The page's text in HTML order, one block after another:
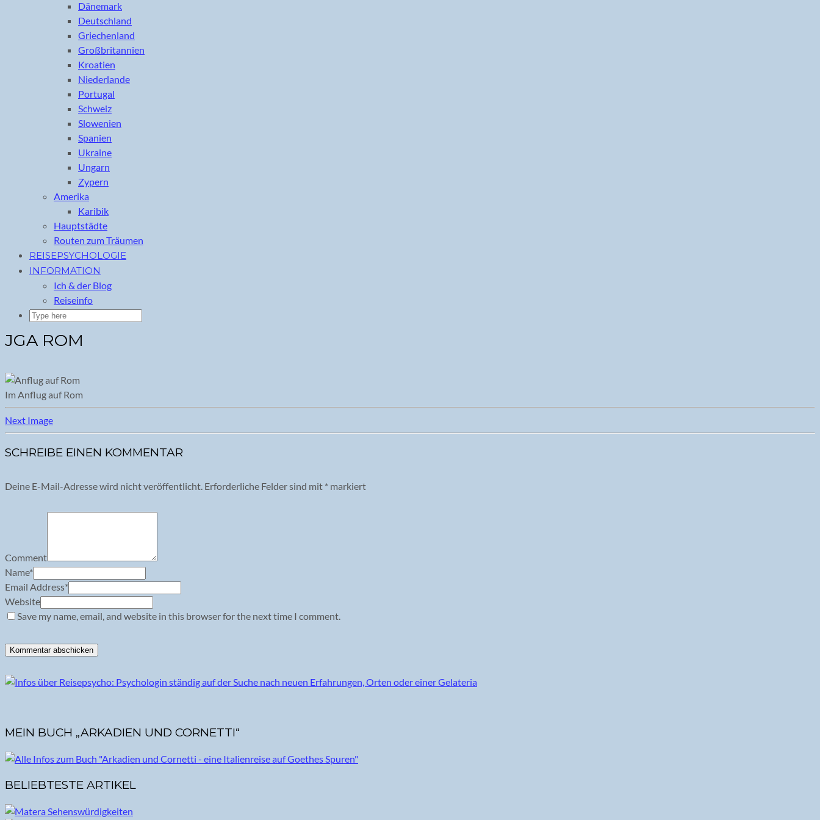
Dänemark
Deutschland
Griechenland
Großbritannien
Kroatien
Niederlande
Portugal
Schweiz
Slowenien
Spanien
Ukraine
Ungarn
Zypern
Amerika
Karibik
Hauptstädte
Routen zum Träumen
REISEPSYCHOLOGIE
INFORMATION
Ich & der Blog
Reiseinfo
JGA ROM
Im Anflug auf Rom
Next Image
SCHREIBE EINEN KOMMENTAR
Deine E-Mail-Adresse wird nicht veröffentlicht. Erforderliche Felder sind mit * markiert
Comment
Name*
Email Address*
Website
Save my name, email, and website in this browser for the next time I comment.
MEIN BUCH „ARKADIEN UND CORNETTI“
BELIEBTESTE ARTIKEL